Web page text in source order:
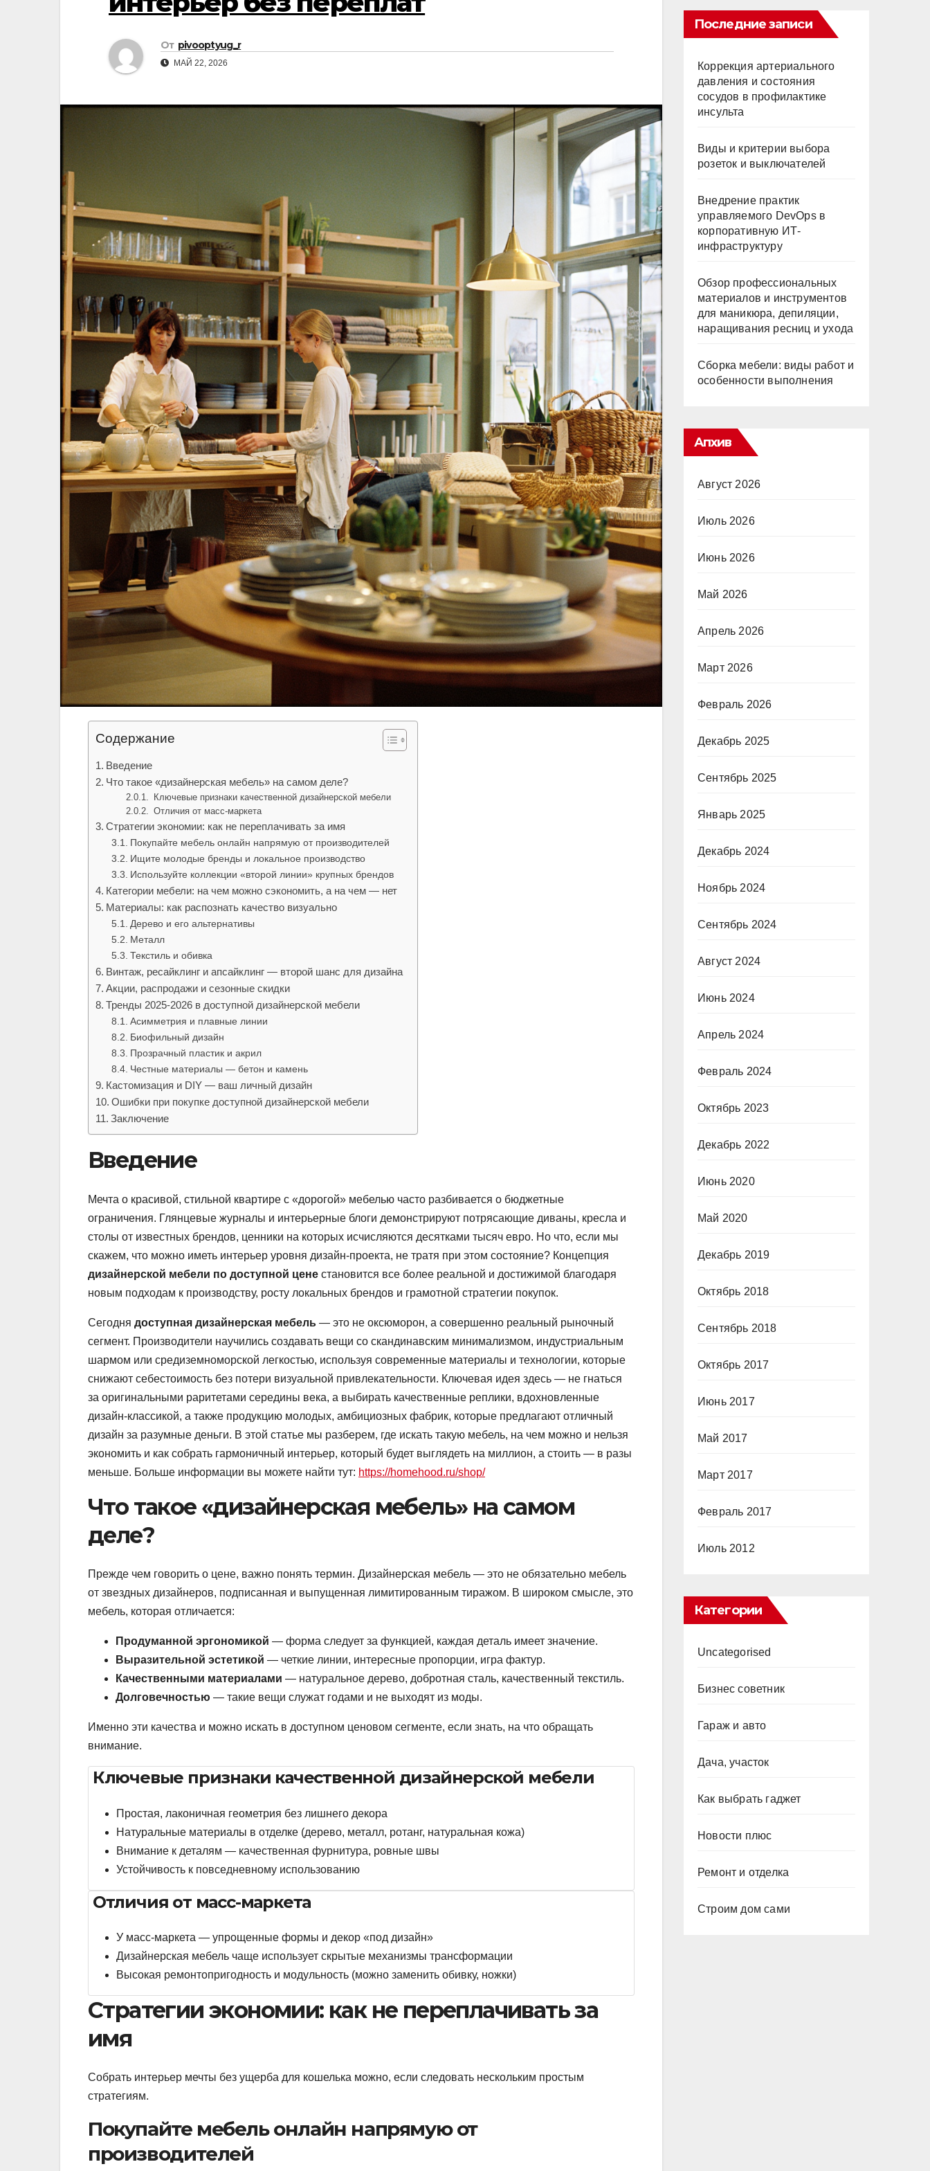
От pivooptyug_r
МАЙ 22, 2026
Содержание
Введение
Что такое «дизайнерская мебель» на самом деле?
Ключевые признаки качественной дизайнерской мебели
Отличия от масс-маркета
Стратегии экономии: как не переплачивать за имя
Покупайте мебель онлайн напрямую от производителей
Ищите молодые бренды и локальное производство
Используйте коллекции «второй линии» крупных брендов
Категории мебели: на чем можно сэкономить, а на чем — нет
Материалы: как распознать качество визуально
Дерево и его альтернативы
Металл
Текстиль и обивка
Винтаж, ресайклинг и апсайклинг — второй шанс для дизайна
Акции, распродажи и сезонные скидки
Тренды 2025-2026 в доступной дизайнерской мебели
Асимметрия и плавные линии
Биофильный дизайн
Прозрачный пластик и акрил
Честные материалы — бетон и камень
Кастомизация и DIY — ваш личный дизайн
Ошибки при покупке доступной дизайнерской мебели
Заключение
Введение
Мечта о красивой, стильной квартире с «дорогой» мебелью часто разбивается о бюджетные
ограничения. Глянцевые журналы и интерьерные блоги демонстрируют потрясающие диваны, кресла и
столы от известных брендов, ценники на которых исчисляются десятками тысяч евро. Но что, если мы
скажем, что можно иметь интерьер уровня дизайн-проекта, не тратя при этом состояние? Концепция
дизайнерской мебели по доступной цене становится все более реальной и достижимой благодаря
новым подходам к производству, росту локальных брендов и грамотной стратегии покупок.
Сегодня доступная дизайнерская мебель — это не оксюморон, а совершенно реальный рыночный
сегмент. Производители научились создавать вещи со скандинавским минимализмом, индустриальным
шармом или средиземноморской легкостью, используя современные материалы и технологии, которые
снижают себестоимость без потери визуальной привлекательности. Ключевая идея здесь — не гнаться
за оригинальными раритетами середины века, а выбирать качественные реплики, вдохновленные
дизайн-классикой, а также продукцию молодых, амбициозных фабрик, которые предлагают отличный
дизайн за разумные деньги. В этой статье мы разберем, где искать такую мебель, на чем можно и нельзя
экономить и как собрать гармоничный интерьер, который будет выглядеть на миллион, а стоить — в разы
меньше. Больше информации вы можете найти тут: https://homehood.ru/shop/
Что такое «дизайнерская мебель» на самом
деле?
Прежде чем говорить о цене, важно понять термин. Дизайнерская мебель — это не обязательно мебель
от звездных дизайнеров, подписанная и выпущенная лимитированным тиражом. В широком смысле, это
мебель, которая отличается:
Продуманной эргономикой — форма следует за функцией, каждая деталь имеет значение.
Выразительной эстетикой — четкие линии, интересные пропорции, игра фактур.
Качественными материалами — натуральное дерево, добротная сталь, качественный текстиль.
Долговечностью — такие вещи служат годами и не выходят из моды.
Именно эти качества и можно искать в доступном ценовом сегменте, если знать, на что обращать
внимание.
Ключевые признаки качественной дизайнерской мебели
Простая, лаконичная геометрия без лишнего декора
Натуральные материалы в отделке (дерево, металл, ротанг, натуральная кожа)
Внимание к деталям — качественная фурнитура, ровные швы
Устойчивость к повседневному использованию
Отличия от масс-маркета
У масс-маркета — упрощенные формы и декор «под дизайн»
Дизайнерская мебель чаще использует скрытые механизмы трансформации
Высокая ремонтопригодность и модульность (можно заменить обивку, ножки)
Стратегии экономии: как не переплачивать за
имя
Собрать интерьер мечты без ущерба для кошелька можно, если следовать нескольким простым
стратегиям.
Покупайте мебель онлайн напрямую от
производителей
Последние записи
Коррекция артериального
давления и состояния
сосудов в профилактике
инсульта
Виды и критерии выбора
розеток и выключателей
Внедрение практик
управляемого DevOps в
корпоративную ИТ-
инфраструктуру
Обзор профессиональных
материалов и инструментов
для маникюра, депиляции,
наращивания ресниц и ухода
Сборка мебели: виды работ и
особенности выполнения
Апхив
Август 2026
Июль 2026
Июнь 2026
Май 2026
Апрель 2026
Март 2026
Февраль 2026
Декабрь 2025
Сентябрь 2025
Январь 2025
Декабрь 2024
Ноябрь 2024
Сентябрь 2024
Август 2024
Июнь 2024
Апрель 2024
Февраль 2024
Октябрь 2023
Декабрь 2022
Июнь 2020
Май 2020
Декабрь 2019
Октябрь 2018
Сентябрь 2018
Октябрь 2017
Июнь 2017
Май 2017
Март 2017
Февраль 2017
Июль 2012
Категории
Uncategorised
Бизнес советник
Гараж и авто
Дача, участок
Как выбрать гаджет
Новости плюс
Ремонт и отделка
Строим дом сами